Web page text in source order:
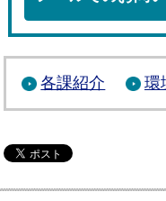
各課紹介 環